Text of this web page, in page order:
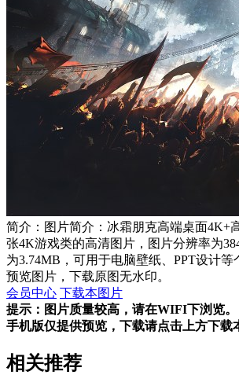
简介：图片简介：冰霜朋克高端桌面4K+
张4K游戏类的高清图片，图片分辨率为
为3.74MB，可用于电脑壁纸、PPT设计等
预览图片，下载原图无水印。
会员中心 下载本图片
提示：图片质量较高，请在WIFI下浏览。
手机版仅提供预览，下载请点击上方下载
相关推荐